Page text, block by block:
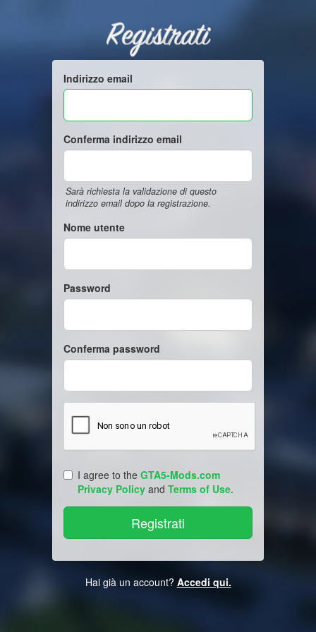
Registrati
Indirizzo email
Conferma indirizzo email
Sarà richiesta la validazione di questo
indirizzo email dopo la registrazione.
Nome utente
Password
Conferma password
I agree to the GTA5-Mods.com
Privacy Policy and Terms of Use.
Hai già un account? Accedi qui.